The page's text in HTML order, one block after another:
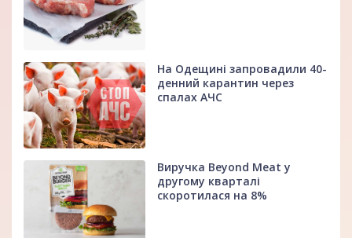
На Одещині запровадили 40-
денний карантин через
спалах АЧС
Виручка Beyond Meat у
другому кварталі
скоротилася на 8%